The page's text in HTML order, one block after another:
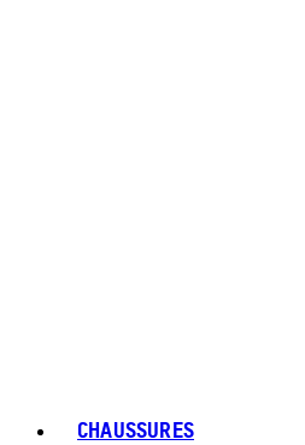
CHAUSSURES